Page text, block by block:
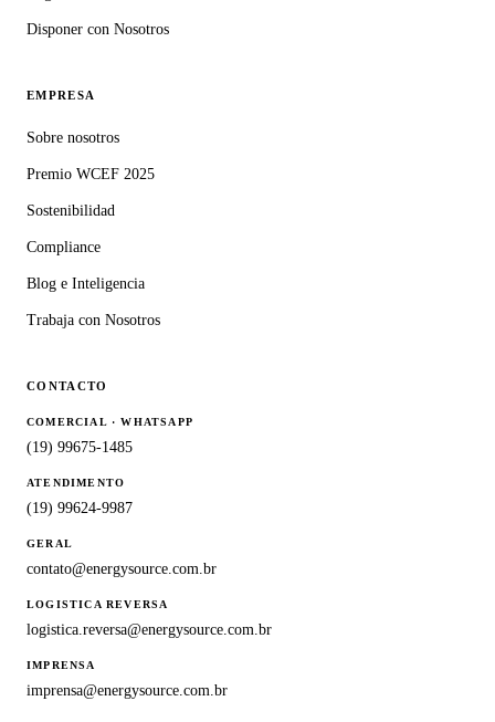
Disponer con Nosotros
EMPRESA
Sobre nosotros
Premio WCEF 2025
Sostenibilidad
Compliance
Blog e Inteligencia
Trabaja con Nosotros
CONTACTO
COMERCIAL · WHATSAPP
(19) 99675-1485
ATENDIMENTO
(19) 99624-9987
GERAL
contato@energysource.com.br
LOGISTICA REVERSA
logistica.reversa@energysource.com.br
IMPRENSA
imprensa@energysource.com.br